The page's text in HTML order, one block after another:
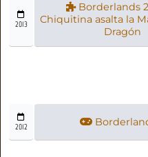
2013
Borderlands
Chiquitina asalta la
Dragón
2012